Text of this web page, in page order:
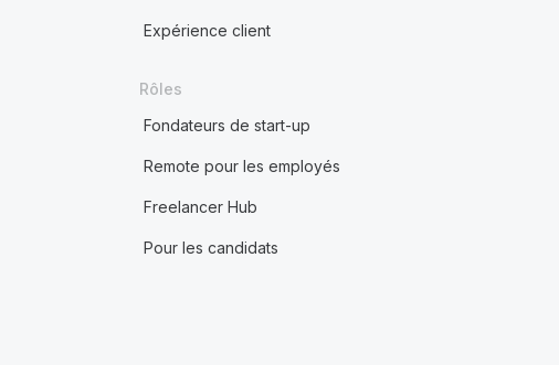
Expérience client
Rôles
Fondateurs de start-up
Remote pour les employés
Freelancer Hub
Pour les candidats